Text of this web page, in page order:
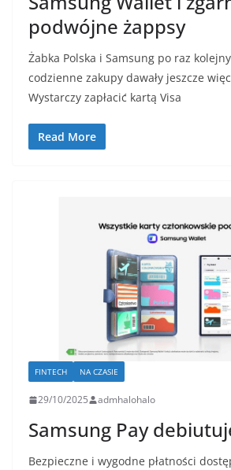
podwójne żappsy
Żabka Polska i Samsung po raz kolejny
codzienne zakupy dawały jeszcze
Wystarczy zapłacić kartą Visa
Read More
FINTECH NA CZASIE
29/10/2025 admhalohalo
Samsung Pay
Bezpieczne i wygodne płatności